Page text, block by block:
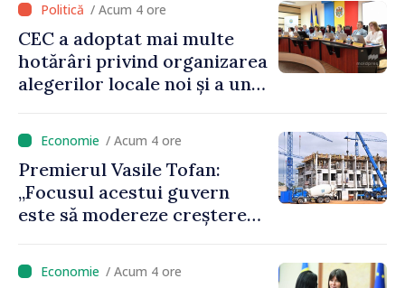
/ Acum 4 ore
CEC a adoptat mai multe
hotărâri privind organizarea
alegerilor locale noi și a unui
Delacău, raionul Anenii Noi
/ Acum 4 ore
Premierul Vasile Tofan:
„Focusul acestui guvern
este să modereze creșterea
/ Acum 4 ore